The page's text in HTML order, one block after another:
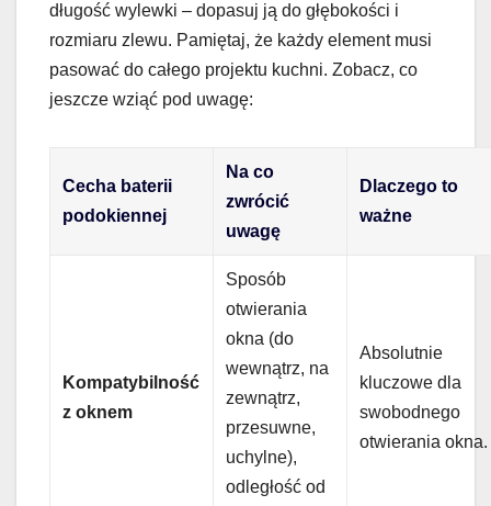
długość wylewki – dopasuj ją do głębokości i
rozmiaru zlewu. Pamiętaj, że każdy element musi
pasować do całego projektu kuchni. Zobacz, co
jeszcze wziąć pod uwagę:
Cecha baterii
podokiennej
Na co
zwrócić
uwagę
Dlaczego to
ważne
Kompatybilność
z oknem
Sposób
otwierania
okna (do
wewnątrz, na
zewnątrz,
przesuwne,
uchylne),
odległość od
Absolutnie
kluczowe dla
swobodnego
otwierania okna.